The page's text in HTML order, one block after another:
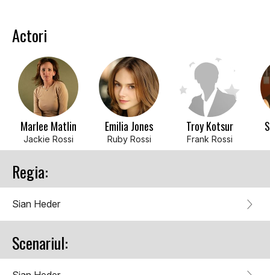
Actori
Marlee Matlin
Jackie Rossi
Emilia Jones
Ruby Rossi
Troy Kotsur
Frank Rossi
Regia:
Sian Heder
Scenariul: